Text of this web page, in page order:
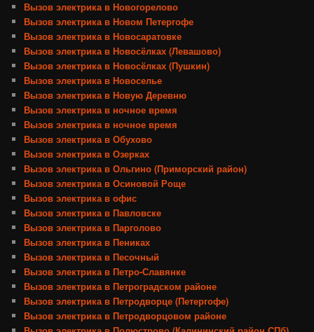
Вызов электрика в Новогорелово
Вызов электрика в Новом Петергофе
Вызов электрика в Новосаратовке
Вызов электрика в Новосёлках (Левашово)
Вызов электрика в Новосёлках (Пушкин)
Вызов электрика в Новоселье
Вызов электрика в Новую Деревню
Вызов электрика в ночное время
Вызов электрика в ночное время
Вызов электрика в Обухово
Вызов электрика в Озерках
Вызов электрика в Ольгино (Приморский район)
Вызов электрика в Осиновой Роще
Вызов электрика в офис
Вызов электрика в Павловске
Вызов электрика в Парголово
Вызов электрика в Пениках
Вызов электрика в Песочный
Вызов электрика в Петро-Славянке
Вызов электрика в Петроградском районе
Вызов электрика в Петродворце (Петергофе)
Вызов электрика в Петродворцовом районе